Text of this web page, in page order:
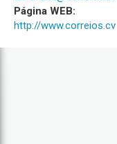
Página WEB:
http://www.correios.cv